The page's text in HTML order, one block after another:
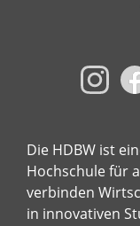
Die HDBW ist
Hochschule für
verbinden
in innovativen